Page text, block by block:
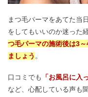
まつ毛パーマをあてた当
をしてもいいのか迷った
つ毛パーマの施術後は3
ましょう 。
口コミでも
「お風呂に入
など、心配している声も